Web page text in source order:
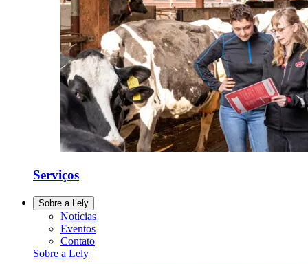
Serviços
Sobre a Lely
Notícias
Eventos
Contato
Sobre a Lely